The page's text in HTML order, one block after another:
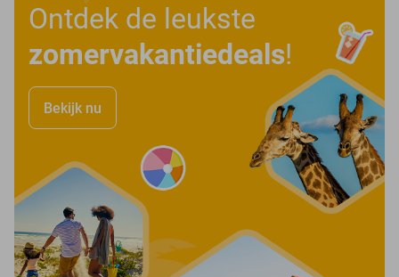
Ontdek de leukste
zomervakantiedeals!
Bekijk nu